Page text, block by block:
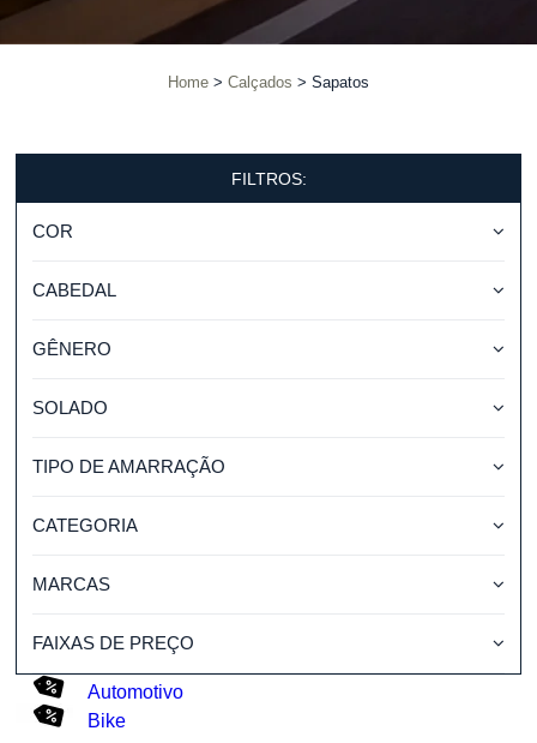
Home Calçados Sapatos
FILTROS:
COR
CABEDAL
GÊNERO
SOLADO
TIPO DE AMARRAÇÃO
CATEGORIA
MARCAS
FAIXAS DE PREÇO
Automotivo
Bike